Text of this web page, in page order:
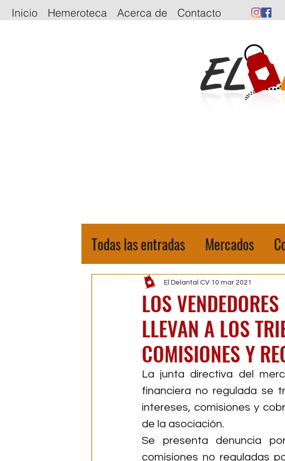
Inicio Hemeroteca Acerca de Contacto
Todas las entradas Mercados
LOS
LLEVAN A LOS
COMISIONES Y
El Delantal CV 10 mar 2021
La junta directiva del
financiera no regulada se
intereses, comisiones y
de la asociación.
Se presenta denuncia
comisiones no reguladas